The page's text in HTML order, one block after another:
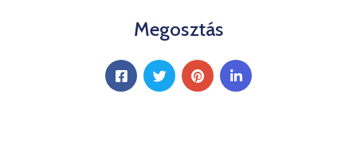
Megosztás